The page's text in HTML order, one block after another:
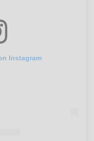
Instagram